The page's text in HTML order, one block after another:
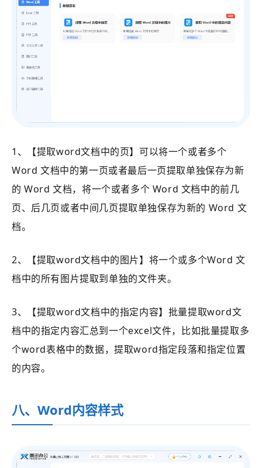
1、【提取word文档中的页】可以将一个或者多个
Word 文档中的第一页或者最后一页提取单独保存为新
的 Word 文档，将一个或者多个 Word 文档中的前几
页、后几页或者中间几页提取单独保存为新的 Word 文
档。
2、【提取word文档中的图片】将一个或多个Word 文
档中的所有图片提取到单独的文件夹。
3、【提取word文档中的指定内容】批量提取word文
档中的指定内容汇总到一个excel文件，比如批量提取多
个word表格中的数据，提取word指定段落和指定位置
的内容。
八、Word内容样式